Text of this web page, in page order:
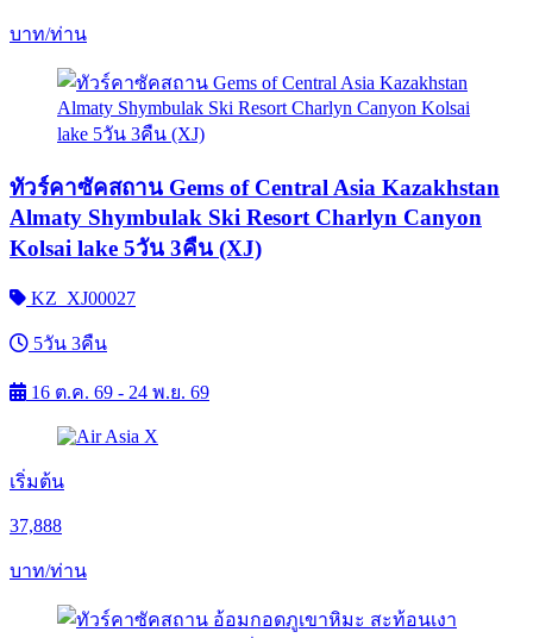
บาท/ท่าน
ทัวร์คาซัคสถาน Gems of Central Asia Kazakhstan
Almaty Shymbulak Ski Resort Charlyn Canyon
Kolsai lake 5วัน 3คืน (XJ)
KZ_XJ00027
5วัน 3คืน
16 ต.ค. 69 - 24 พ.ย. 69
เริ่มต้น
37,888
บาท/ท่าน